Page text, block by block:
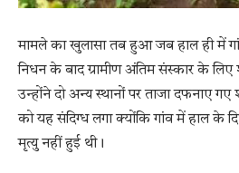
मामले का खुलासा तब हुआ जब हाल ही में
निधन के बाद ग्रामीण अंतिम संस्कार के
उन्होंने दो अन्य स्थानों पर ताजा दफनाए गए
को यह संदिग्ध लगा क्योंकि गांव में हाल के
मृत्यु नहीं हुई थी।